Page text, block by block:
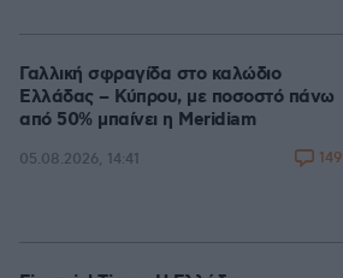
Γαλλική σφραγίδα στο καλώδιο
Ελλάδας – Κύπρου, με ποσοστό πάνω
από 50% μπαίνει η Meridiam
05.08.2026, 14:41 149